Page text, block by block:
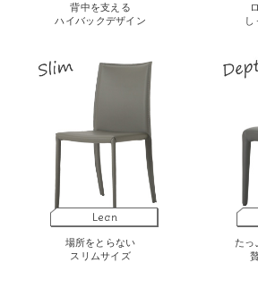
背中を支える
ハイバックデザイン
し
Lean
場所をとらない
スリムサイズ
たっ